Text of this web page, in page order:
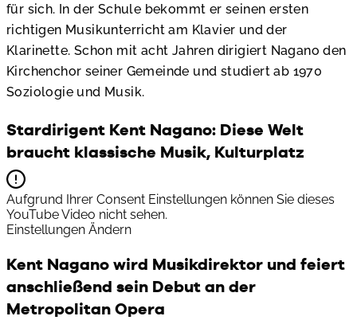
für sich. In der Schule bekommt er seinen ersten
richtigen Musikunterricht am Klavier und der
Klarinette. Schon mit acht Jahren dirigiert Nagano den
Kirchenchor seiner Gemeinde und studiert ab 1970
Soziologie und Musik.
Stardirigent Kent Nagano: Diese Welt
braucht klassische Musik, Kulturplatz
Aufgrund Ihrer Consent Einstellungen können Sie dieses
YouTube Video nicht sehen.
Einstellungen Ändern
Kent Nagano wird Musikdirektor und feiert
anschließend sein Debut an der
Metropolitan Opera